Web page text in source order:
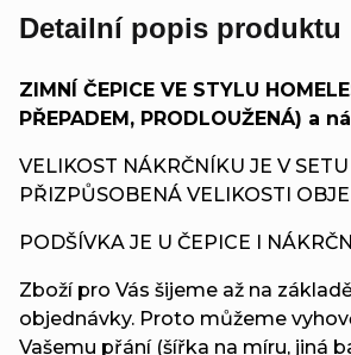
Detailní popis produktu
ZIMNÍ ČEPICE VE STYLU
PŘEPADEM, PRODLOUŽENÁ) a
VELIKOST NÁKRČNÍKU JE V SETU
PŘIZPŮSOBENÁ VELIKOSTI
PODŠÍVKA JE U ČEPICE I
Zboží pro Vás šijeme až na
objednávky. Proto můžeme
Vašemu přání (šířka na míru, jiná